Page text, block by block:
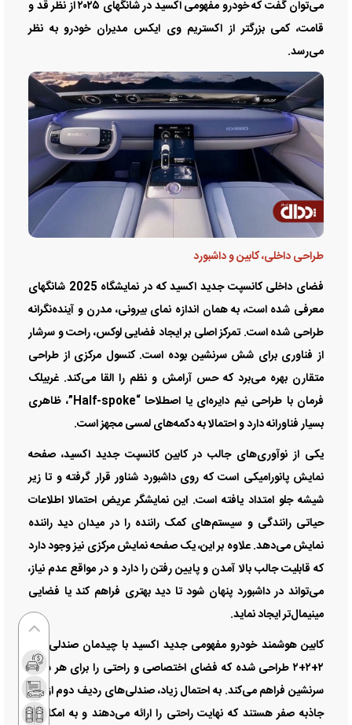
می‌توان گفت که خودرو مفهومی اکسید در شانگهای ۲۰۲۵ از نظر قد و
قامت، کمی بزرگتر از اکستریم وی ایکس مدیران خودرو به نظر
می‌رسد.
طراحی داخلی، کابین و داشبورد
فضای داخلی کانسپت جدید اکسید که در نمایشگاه 2025 شانگهای
معرفی شده است، به همان اندازه نمای بیرونی، مدرن و آینده‌نگرانه
طراحی شده است. تمرکز اصلی بر ایجاد فضایی لوکس، راحت و سرشار
از فناوری برای شش سرنشین بوده است. کنسول مرکزی از طراحی
متقارن بهره می‌برد که حس آرامش و نظم را القا می‌کند. غربیلک
فرمان با طراحی نیم‌ دایره‌ای یا اصطلاحا “Half-spoke”، ظاهری
بسیار فناورانه دارد و احتمالا به دکمه‌های لمسی مجهز است.
یکی از نوآوری‌های جالب در کابین کانسپت جدید اکسید، صفحه
نمایش پانورامیکی است که روی داشبورد شناور قرار گرفته و تا زیر
شیشه جلو امتداد یافته است. این نمایشگر عریض احتمالا اطلاعات
حیاتی رانندگی و سیستم‌های کمک راننده را در میدان دید راننده
نمایش می‌دهد. علاوه بر این، یک صفحه نمایش مرکزی نیز وجود دارد
که قابلیت جالب بالا آمدن و پایین رفتن را دارد و در مواقع عدم نیاز،
می‌تواند در داشبورد پنهان شود تا دید بهتری فراهم کند یا فضایی
مینیمال‌تر ایجاد نماید.
کابین هوشمند خودرو مفهومی جدید اکسید با چیدمان صندلی‌های
۲+۲+۲ طراحی شده که فضای اختصاصی و راحتی را برای هر شش
سرنشین فراهم می‌کند. به احتمال زیاد، صندلی‌های ردیف دوم از نوع
جاذبه صفر هستند که نهایت راحتی را ارائه می‌دهند و به امکاناتی